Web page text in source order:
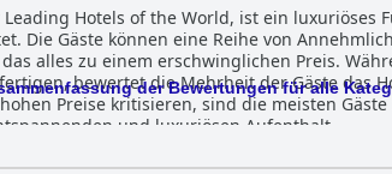
Hotels of the World, ist ein luxuriöses
Die Gäste können eine Reihe von
alles zu einem erschwinglichen Preis.
bewertet die Mehrheit der Gäste das
Preise kritisieren, sind die meisten
und luxuriösen Aufenthalt.
der Bewertungen für alle